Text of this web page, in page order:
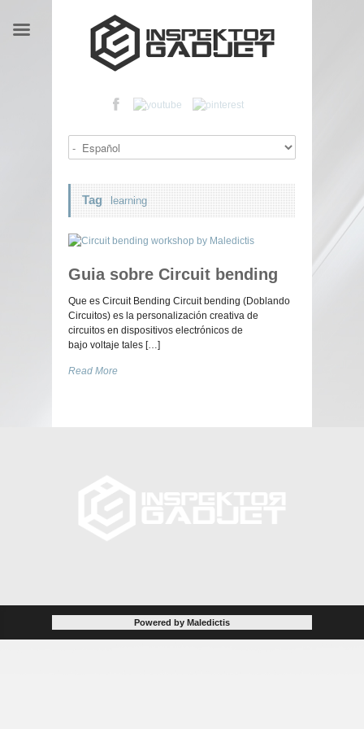
Tag learning
Guia sobre Circuit bending
Que es Circuit Bending Circuit bending (Doblando
Circuitos) es la personalización creativa de
circuitos en dispositivos electrónicos de
bajo voltaje tales […]
Read More
Powered by Maledictis